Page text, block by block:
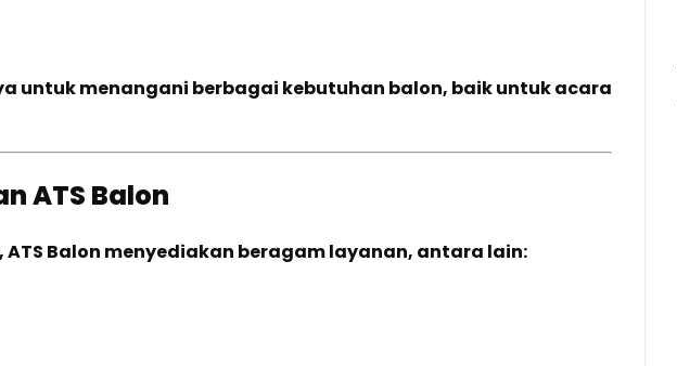
untuk menangani berbagai kebutuhan balon, baik untuk acara
ATS Balon
Balon menyediakan beragam layanan, antara lain: